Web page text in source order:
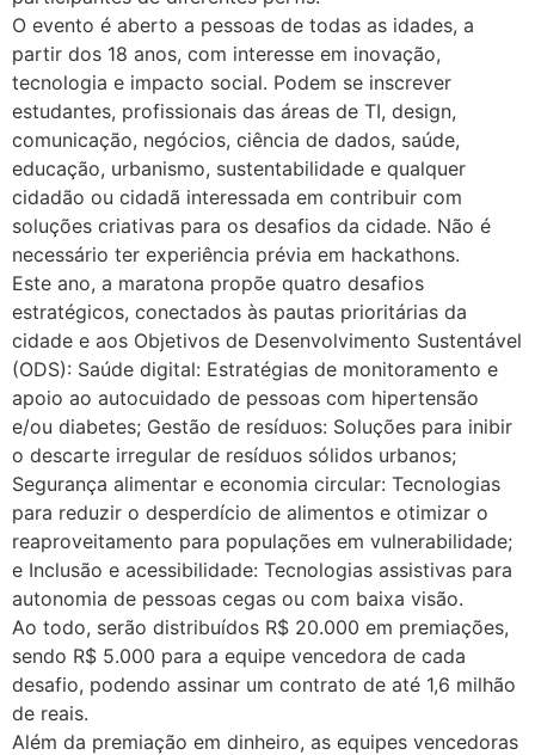
O evento é aberto a pessoas de todas as idades, a
partir dos 18 anos, com interesse em inovação,
tecnologia e impacto social. Podem se inscrever
estudantes, profissionais das áreas de TI, design,
comunicação, negócios, ciência de dados, saúde,
educação, urbanismo, sustentabilidade e qualquer
cidadão ou cidadã interessada em contribuir com
soluções criativas para os desafios da cidade. Não é
necessário ter experiência prévia em hackathons.
Este ano, a maratona propõe quatro desafios
estratégicos, conectados às pautas prioritárias da
cidade e aos Objetivos de Desenvolvimento Sustentável
(ODS): Saúde digital: Estratégias de monitoramento e
apoio ao autocuidado de pessoas com hipertensão
e/ou diabetes; Gestão de resíduos: Soluções para inibir
o descarte irregular de resíduos sólidos urbanos;
Segurança alimentar e economia circular: Tecnologias
para reduzir o desperdício de alimentos e otimizar o
reaproveitamento para populações em vulnerabilidade;
e Inclusão e acessibilidade: Tecnologias assistivas para
autonomia de pessoas cegas ou com baixa visão.
Ao todo, serão distribuídos R$ 20.000 em premiações,
sendo R$ 5.000 para a equipe vencedora de cada
desafio, podendo assinar um contrato de até 1,6 milhão
de reais.
Além da premiação em dinheiro, as equipes vencedoras